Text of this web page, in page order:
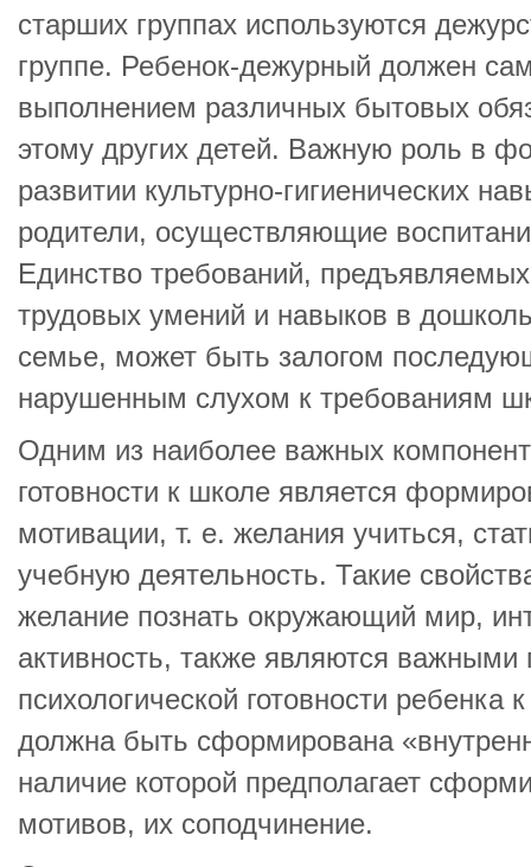
старших группах используются
группе. Ребенок-дежурный должен
выполнением различных бытовых
этому других детей. Важную роль в
развитии культурно-гигиенических
родители, осуществляющие
Единство требований,
трудовых умений и навыков в
семье, может быть залогом
нарушенным слухом к требованиям
Одним из наиболее важных
готовности к школе является
мотивации, т. е. желания учиться,
учебную деятельность. Такие
желание познать окружающий мир,
активность, также являются важными
психологической готовности
должна быть сформирована
наличие которой предполагает
мотивов, их соподчинение.